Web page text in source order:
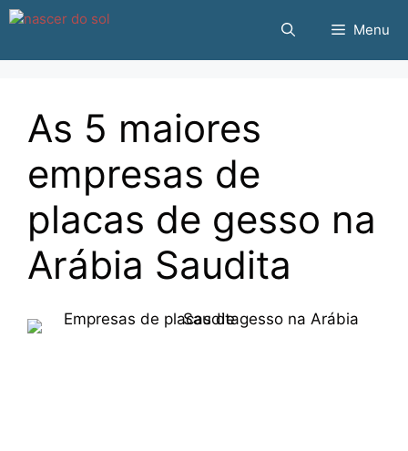
Pular
o
Menu
As 5 maiores
empresas de
placas de gesso na
Arábia Saudita